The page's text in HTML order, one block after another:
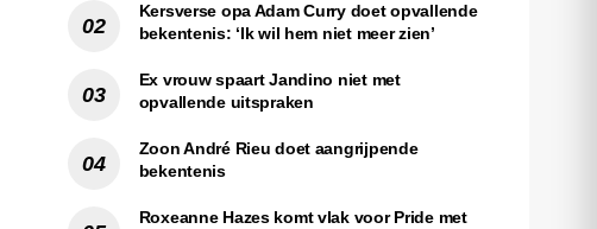
Kersverse opa Adam Curry doet opvallende
bekentenis: ‘Ik wil hem niet meer zien’
Ex vrouw spaart Jandino niet met
opvallende uitspraken
Zoon André Rieu doet aangrijpende
bekentenis
Roxeanne Hazes komt vlak voor Pride met